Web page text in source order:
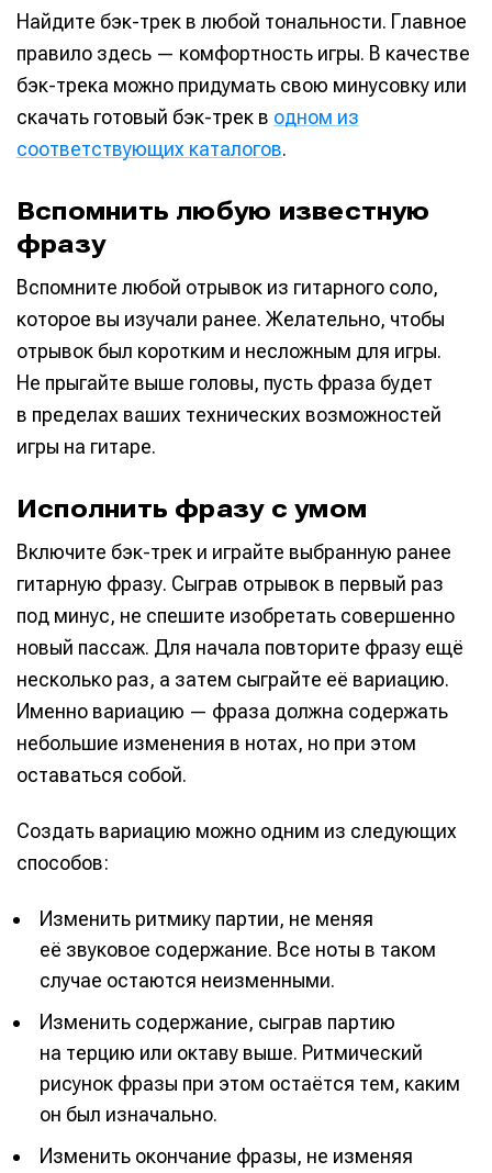
Найдите бэк-трек в любой тональности. Главное
правило здесь — комфортность игры. В качестве
бэк-трека можно придумать свою минусовку или
скачать готовый бэк-трек в одном из
соответствующих каталогов.
Вспомнить любую известную
фразу
Вспомните любой отрывок из гитарного соло,
которое вы изучали ранее. Желательно, чтобы
отрывок был коротким и несложным для игры.
Не прыгайте выше головы, пусть фраза будет
в пределах ваших технических возможностей
игры на гитаре.
Исполнить фразу с умом
Включите бэк-трек и играйте выбранную ранее
гитарную фразу. Сыграв отрывок в первый раз
под минус, не спешите изобретать совершенно
новый пассаж. Для начала повторите фразу ещё
несколько раз, а затем сыграйте её вариацию.
Именно вариацию — фраза должна содержать
небольшие изменения в нотах, но при этом
оставаться собой.
Создать вариацию можно одним из следующих
способов:
Изменить ритмику партии, не меняя
её звуковое содержание. Все ноты в таком
случае остаются неизменными.
Изменить содержание, сыграв партию
на терцию или октаву выше. Ритмический
рисунок фразы при этом остаётся тем, каким
он был изначально.
Изменить окончание фразы, не изменяя